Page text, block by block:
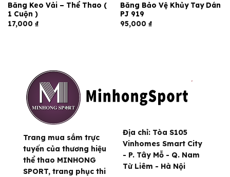
Băng Keo Vải – Thể Thao (
1 Cuộn )
17,000 ₫
Băng Bảo Vệ Khủy Tay Dán
PJ 919
95,000 ₫
Trang mua sắm trực
tuyến của thương hiệu
thể thao MINHONG
SPORT, trang phục thi
Địa chỉ: Tòa S105
Vinhomes Smart City
- P. Tây Mỗ - Q. Nam
Từ Liêm - Hà Nội